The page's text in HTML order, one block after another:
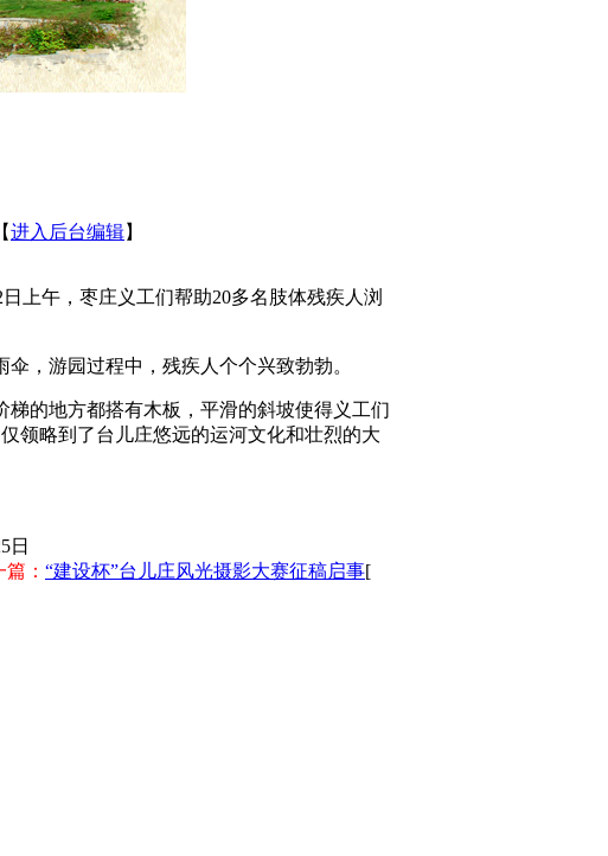
【进入后台编辑】
午，枣庄义工们帮助20多名肢体残疾人浏
，游园过程中，残疾人个个兴致勃勃。
的地方都搭有木板，平滑的斜坡使得义工们
领略到了台儿庄悠远的运河文化和壮烈的大
日
： “建设杯”台儿庄风光摄影大赛征稿启事[